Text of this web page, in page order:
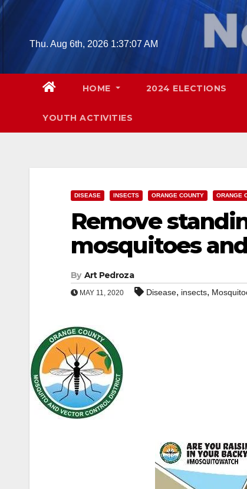
Skip
contentThu. Aug 6th, 2026 1:37:08 AM
HOME 2024 ELECTIONS
YOUTH ACTIVITIES
DISEASE INSECTS ORANGE COUNTY ORANGE
Remove
mosquitoes
By Art Pedroza
MAY 11, 2020 Disease, insects,